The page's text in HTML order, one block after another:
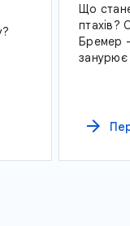
Що
птахів?
Бремер
занурює
arrow_forward